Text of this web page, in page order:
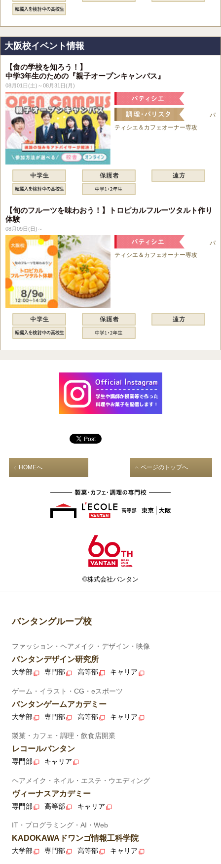
大阪校イベント情報
【食の学校を知ろう！】
中学3年生のための『親子オープンキャンパス』
08月01日(土)～08月31日(月)
パ
ティシエ＆カフェオーナー専攻
【旬のフルーツを味わおう！】トロピカルフルーツタルト作り
体験
08月09日(日)～
パ
ティシエ＆カフェオーナー専攻
HOMEへ ページのトップへ
©株式会社バンタン
バンタングループ校
ファッション・ヘアメイク・デザイン・映像
バンタンデザイン研究所
大学部 専門部 高等部 キャリア
ゲーム・イラスト・CG・eスポーツ
バンタンゲームアカデミー
大学部 専門部 高等部 キャリア
製菓・カフェ・調理・飲食店開業
レコールバンタン
専門部 キャリア
ヘアメイク・ネイル・エステ・ウエディング
ヴィーナスアカデミー
専門部 高等部 キャリア
IT・プログラミング・AI・Web
KADOKAWAドワンゴ情報工科学院
大学部 専門部 高等部 キャリア